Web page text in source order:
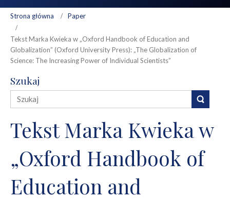
Strona główna Paper
Tekst Marka Kwieka w „Oxford Handbook of Education and
Globalization” (Oxford University Press): „The Globalization of
Science: The Increasing Power of Individual Scientists”
Szukaj
Tekst Marka Kwieka w
„Oxford Handbook of
Education and